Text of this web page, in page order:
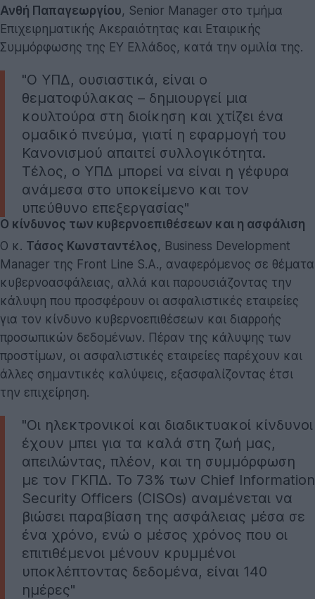
Ανθή Παπαγεωργίου, Senior Manager στο τμήμα
Επιχειρηματικής Ακεραιότητας και Εταιρικής
Συμμόρφωσης της ΕΥ Ελλάδος, κατά την ομιλία της.
"Ο ΥΠΔ, ουσιαστικά, είναι ο
θεματοφύλακας – δημιουργεί μια
κουλτούρα στη διοίκηση και χτίζει ένα
ομαδικό πνεύμα, γιατί η εφαρμογή του
Κανονισμού απαιτεί συλλογικότητα.
Τέλος, ο ΥΠΔ μπορεί να είναι η γέφυρα
ανάμεσα στο υποκείμενο και τον
υπεύθυνο επεξεργασίας"
Ο κίνδυνος των κυβερνοεπιθέσεων και η ασφάλιση
Ο κ. Τάσος Κωνσταντέλος, Business Development
Manager της Front Line S.A., αναφερόμενος σε θέματα
κυβερνοασφάλειας, αλλά και παρουσιάζοντας την
κάλυψη που προσφέρουν οι ασφαλιστικές εταιρείες
για τον κίνδυνο κυβερνοεπιθέσεων και διαρροής
προσωπικών δεδομένων. Πέραν της κάλυψης των
προστίμων, οι ασφαλιστικές εταιρείες παρέχουν και
άλλες σημαντικές καλύψεις, εξασφαλίζοντας έτσι
την επιχείρηση.
"Οι ηλεκτρονικοί και διαδικτυακοί κίνδυνοι
έχουν μπει για τα καλά στη ζωή μας,
απειλώντας, πλέον, και τη συμμόρφωση
με τον ΓΚΠΔ. Το 73% των Chief Information
Security Officers (CISOs) αναμένεται να
βιώσει παραβίαση της ασφάλειας μέσα σε
ένα χρόνο, ενώ ο μέσος χρόνος που οι
επιτιθέμενοι μένουν κρυμμένοι
υποκλέπτοντας δεδομένα, είναι 140
ημέρες"